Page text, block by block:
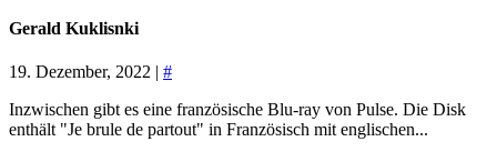
Gerald Kuklisnki
19. Dezember, 2022 | #
Inzwischen gibt es eine französische Blu-ray von Pulse. Die Disk
enthält "Je brule de partout" in Französisch mit englischen...